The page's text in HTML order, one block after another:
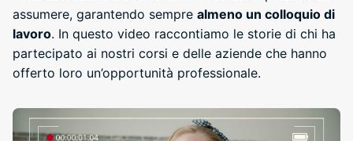
assumere, garantendo sempre almeno un colloquio di
lavoro. In questo video raccontiamo le storie di chi ha
partecipato ai nostri corsi e delle aziende che hanno
offerto loro un’opportunità professionale.